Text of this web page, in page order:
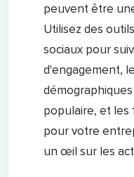
peuvent être
Utilisez des
sociaux pour
d'engagement,
populaire, et
pour votre
un œil sur les